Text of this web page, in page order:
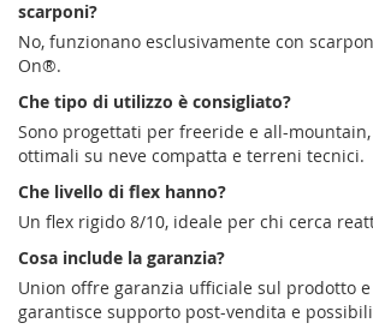
scarponi?
No, funzionano esclusivamente con
On®.
Che tipo di utilizzo è consigliato?
Sono progettati per freeride e all-
ottimali su neve compatta e terreni tecnici.
Che livello di flex hanno?
Un flex rigido 8/10, ideale per chi cerca
Cosa include la garanzia?
Union offre garanzia ufficiale sul prodotto
garantisce supporto post-vendita e